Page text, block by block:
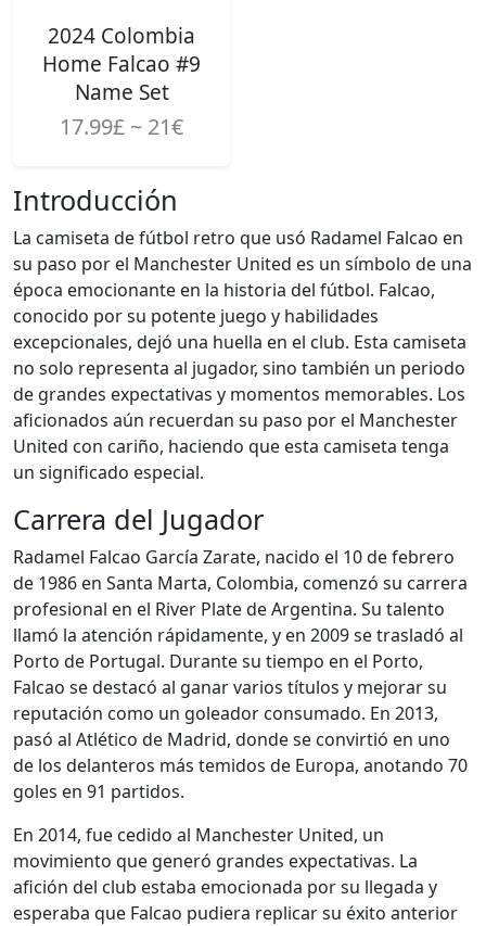
2024 Colombia
Home Falcao #9
Name Set
17.99£ ~ 21€
Introducción
La camiseta de fútbol retro que usó Radamel Falcao en
su paso por el Manchester United es un símbolo de una
época emocionante en la historia del fútbol. Falcao,
conocido por su potente juego y habilidades
excepcionales, dejó una huella en el club. Esta camiseta
no solo representa al jugador, sino también un periodo
de grandes expectativas y momentos memorables. Los
aficionados aún recuerdan su paso por el Manchester
United con cariño, haciendo que esta camiseta tenga
un significado especial.
Carrera del Jugador
Radamel Falcao García Zarate, nacido el 10 de febrero
de 1986 en Santa Marta, Colombia, comenzó su carrera
profesional en el River Plate de Argentina. Su talento
llamó la atención rápidamente, y en 2009 se trasladó al
Porto de Portugal. Durante su tiempo en el Porto,
Falcao se destacó al ganar varios títulos y mejorar su
reputación como un goleador consumado. En 2013,
pasó al Atlético de Madrid, donde se convirtió en uno
de los delanteros más temidos de Europa, anotando 70
goles en 91 partidos.
En 2014, fue cedido al Manchester United, un
movimiento que generó grandes expectativas. La
afición del club estaba emocionada por su llegada y
esperaba que Falcao pudiera replicar su éxito anterior